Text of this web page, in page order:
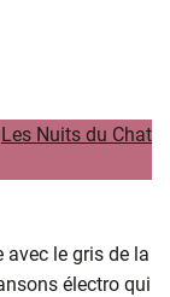
Les Nuits du Chat
avec le gris de la
électro qui